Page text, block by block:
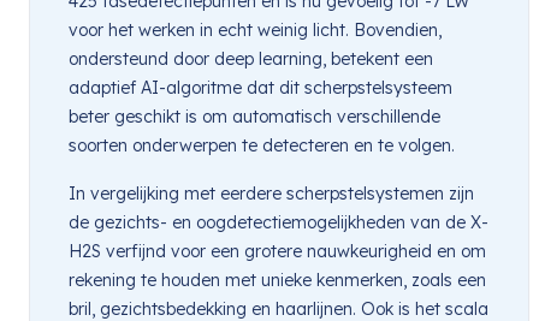
voor het werken in echt weinig licht. Bovendien,
ondersteund door deep learning, betekent een
adaptief AI-algoritme dat dit scherpstelsysteem
beter geschikt is om automatisch verschillende
soorten onderwerpen te detecteren en te volgen.
In vergelijking met eerdere scherpstelsystemen zijn
de gezichts- en oogdetectiemogelijkheden van de X-
H2S verfijnd voor een grotere nauwkeurigheid en om
rekening te houden met unieke kenmerken, zoals een
bril, gezichtsbedekking en haarlijnen. Ook is het scala